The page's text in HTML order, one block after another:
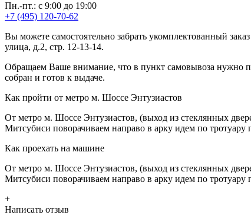
Пн.-пт.: с 9:00 до 19:00
+7 (495) 120-70-62
Вы можете самостоятельно забрать укомплектованный
улица, д.2, стр. 12-13-14.
Обращаем Ваше внимание, что в пункт самовывоза нужно
собран и готов к выдаче.
Как пройти от метро м. Шоссе Энтузиастов
От метро м. Шоссе Энтузиастов, (выход из стеклянных
Митсубиси поворачиваем направо в арку идем по тротуару
Как проехать на машине
От метро м. Шоссе Энтузиастов, (выход из стеклянных
Митсубиси поворачиваем направо в арку идем по тротуару
+
Написать отзыв